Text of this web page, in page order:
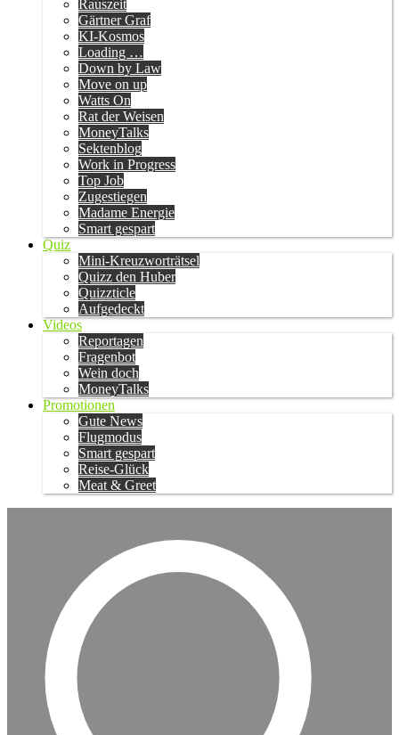
Rauszeit
Gärtner Graf
KI-Kosmos
Loading …
Down by Law
Move on up
Watts On
Rat der Weisen
MoneyTalks
Sektenblog
Work in Progress
Top Job
Zugestiegen
Madame Energie
Smart gespart
Quiz
Mini-Kreuzworträtsel
Quizz den Huber
Quizzticle
Aufgedeckt
Videos
Reportagen
Fragenbot
Wein doch
MoneyTalks
Promotionen
Gute News
Flugmodus
Smart gespart
Reise-Glück
Meat & Greet